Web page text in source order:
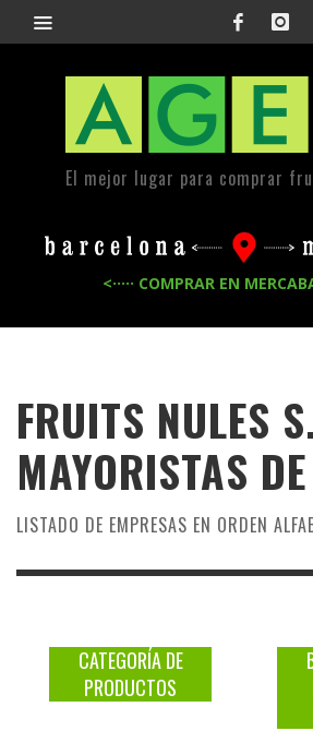
El mejor lugar para comprar
<····· COMPRAR EN
FRUITS NULES
MAYORISTAS DE
LISTADO DE EMPRESAS EN ORDEN
CATEGORÍA DE
PRODUCTOS